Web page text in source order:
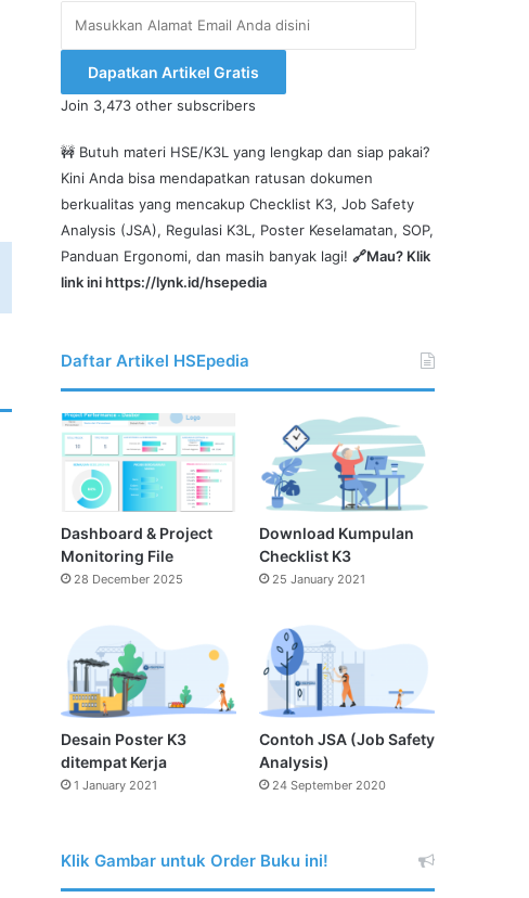
Alamat
Anda
disini
Dapatkan Artikel Gratis
Join 3,473 other subscribers
🚧 Butuh materi HSE/K3L yang lengkap dan siap pakai?
Kini Anda bisa mendapatkan ratusan dokumen
berkualitas yang mencakup Checklist K3, Job Safety
Analysis (JSA), Regulasi K3L, Poster Keselamatan, SOP,
Panduan Ergonomi, dan masih banyak lagi!🔗Mau? Klik
link inihttps://lynk.id/hsepedia
Daftar Artikel HSEpedia
Dashboard & Project
Monitoring File
28 December 2025
Download Kumpulan
Checklist K3
25 January 2021
Desain Poster K3
ditempat Kerja
1 January 2021
Contoh JSA (Job Safety
Analysis)
24 September 2020
Klik Gambar untuk Order Buku ini!